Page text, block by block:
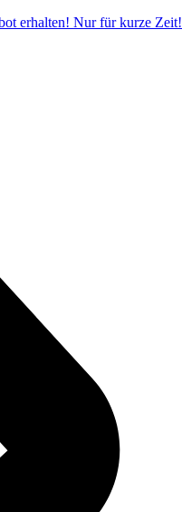
erhalten! Nur für kurze Zeit!